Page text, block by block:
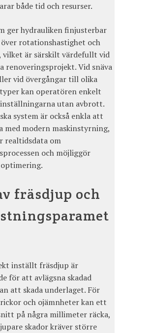
både tid och resurser.
ger hydrauliken finjusterbar
rotationshastighet och
vilket är särskilt värdefullt vid
renoveringsprojekt. Vid snäva
vid övergångar till olika
kan operatören enkelt
inställningarna utan avbrott.
system är också enkla att
med modern maskinstyrning,
realtidsdata om
och möjliggör
fräsdjup och
inställt fräsdjup är
för att avlägsna skadad
att skada underlaget. För
och ojämnheter kan ett
på några millimeter räcka,
skador kräver större